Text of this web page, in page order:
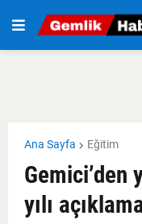
Ana Sayfa Eğitim
yılı